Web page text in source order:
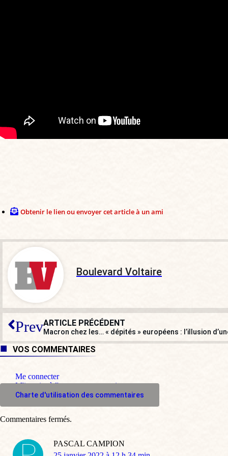
Obtenir le lien ou envoyer cet article à un ami
Boulevard Voltaire
PrevARTICLE PRÉCÉDENT
VOS COMMENTAIRES
Me connecter
M'inscrire à l'espace commentaire
Charte d'utilisation des commentaires
PASCAL CAMPION
Commentaires fermés.